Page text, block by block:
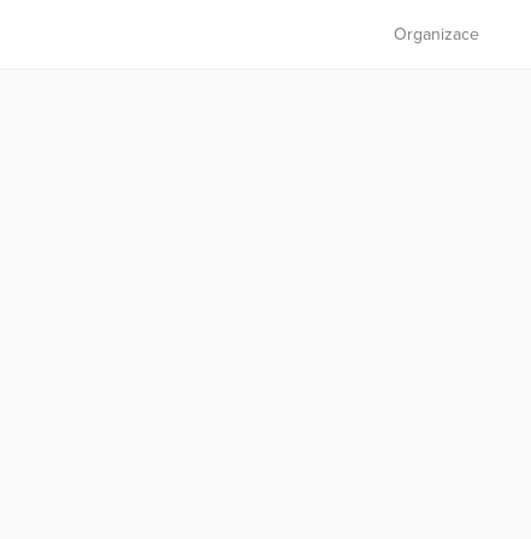
Organizace